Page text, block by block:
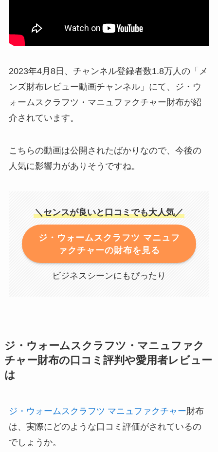
2023年4月8日、チャンネル登録者数1.8万人の「メ
ンズ財布レビュー動画チャンネル」にて、ジ・ウ
ォームスクラフツ・マニュファクチャー財布が紹
介されています。
こちらの動画は公開されたばかりなので、今後の
人気に影響力がありそうですね。
＼センスが良いと口コミでも大人気／
ジ・ウォームスクラフツ マニュフ
ァクチャーの財布を見る
ビジネスシーンにもぴったり
ジ・ウォームスクラフツ・マニュファク
チャー財布の口コミ評判や愛用者レビュー
は
ジ・ウォームスクラフツ マニュファクチャー財布
は、実際にどのような口コミ評価がされているの
でしょうか。